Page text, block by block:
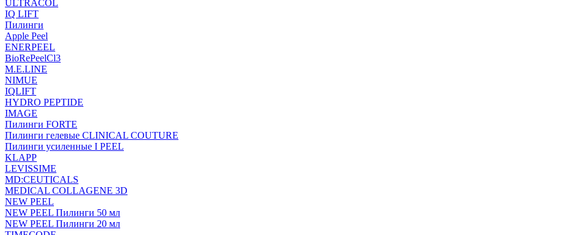
ULTRACOL
IQ LIFT
Пилинги
Apple Peel
ENERPEEL
BioRePeelCl3
M.E.LINE
NIMUE
IQLIFT
HYDRO PEPTIDE
IMAGE
Пилинги FORTE
Пилинги гелевые CLINICAL COUTURE
Пилинги усиленные I PEEL
KLAPP
LEVISSIME
MD:CEUTICALS
MEDICAL COLLAGENE 3D
NEW PEEL
NEW PEEL Пилинги 50 мл
NEW PEEL Пилинги 20 мл